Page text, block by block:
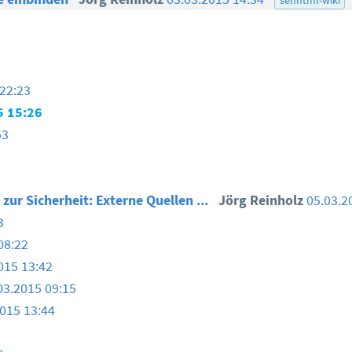
15:26
Sicherheit: Externe Quellen ... Jörg Reinholz
13:42
09:15
13:44